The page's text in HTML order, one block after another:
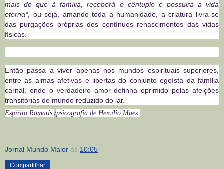
mais do que à família, receberá o cêntuplo e possuirá a vida
eterna*, ou seja, amando toda a humanidade, a criatura livra-se
das purgações próprias dos contínuos renascimentos das vidas
físicas.
Então passa a viver apenas nos mundos espirituais superiores,
entre as almas afetivas e libertas do conjunto egoísta da família
carnal, onde o verdadeiro amor definha oprimido pelas afeições
transitórias do mundo reduzido do lar.
Espírito Ramatís /psicografia de Hercílio Maes.
Jornal Mundo Maior às 10:05
Compartilhar